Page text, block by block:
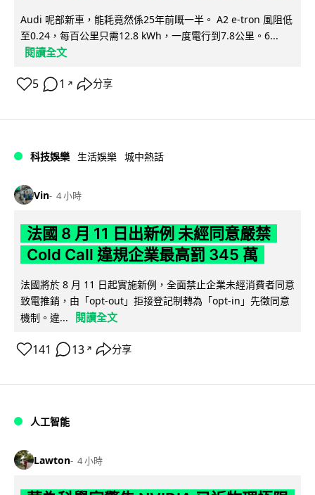
Audi 呢部新車，能耗竟然係25年前嘅一半。 A2 e-tron 風阻低
至0.24，每百公里只需12.8 kWh，一度電行到7.8公里。6...
閱讀全文
5 1 ↗ 分享
科技娛樂 生活娛樂 城中熱話
Vin 4 小時
法國 8 月 11 日出新例 未經同意嚴禁
Cold Call 違規企業最高罰 345 萬
法國將於 8 月 11 日起實施新例，全面禁止企業未經消費者同意
致電推銷，由「opt-out」拒接登記制轉為「opt-in」先徵同意
機制。違...
閱讀全文
141 13 ↗ 分享
人工智能
Lawton 4 小時